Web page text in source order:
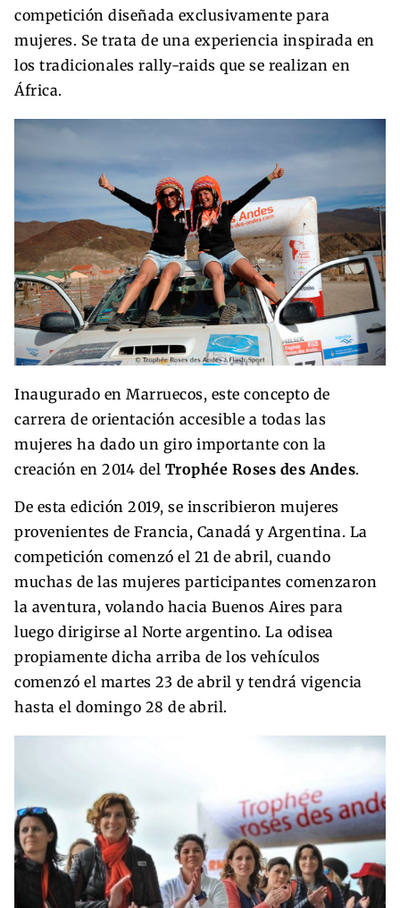
competición diseñada exclusivamente para
mujeres. Se trata de una experiencia inspirada en
los tradicionales rally-raids que se realizan en
África.
Inaugurado en Marruecos, este concepto de
carrera de orientación accesible a todas las
mujeres ha dado un giro importante con la
creación en 2014 del Trophée Roses des Andes.
De esta edición 2019, se inscribieron mujeres
provenientes de Francia, Canadá y Argentina. La
competición comenzó el 21 de abril, cuando
muchas de las mujeres participantes comenzaron
la aventura, volando hacia Buenos Aires para
luego dirigirse al Norte argentino. La odisea
propiamente dicha arriba de los vehículos
comenzó el martes 23 de abril y tendrá vigencia
hasta el domingo 28 de abril.